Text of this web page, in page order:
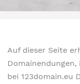
Auf dieser Seite
Domainendungen,
bei 123domain.eu